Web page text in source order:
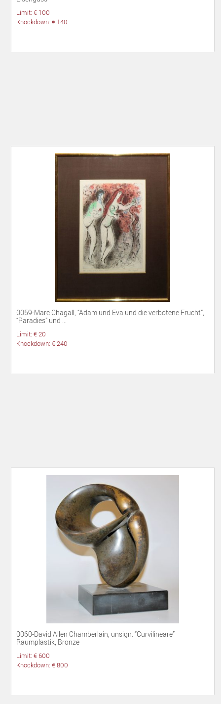
Limit: € 100
Knockdown: € 140
0059-Marc Chagall, “Adam und Eva und die verbotene Frucht”,
“Paradies” und ...
Limit: € 20
Knockdown: € 240
0060-David Allen Chamberlain, unsign. “Curvilineare”
Raumplastik, Bronze
Limit: € 600
Knockdown: € 800